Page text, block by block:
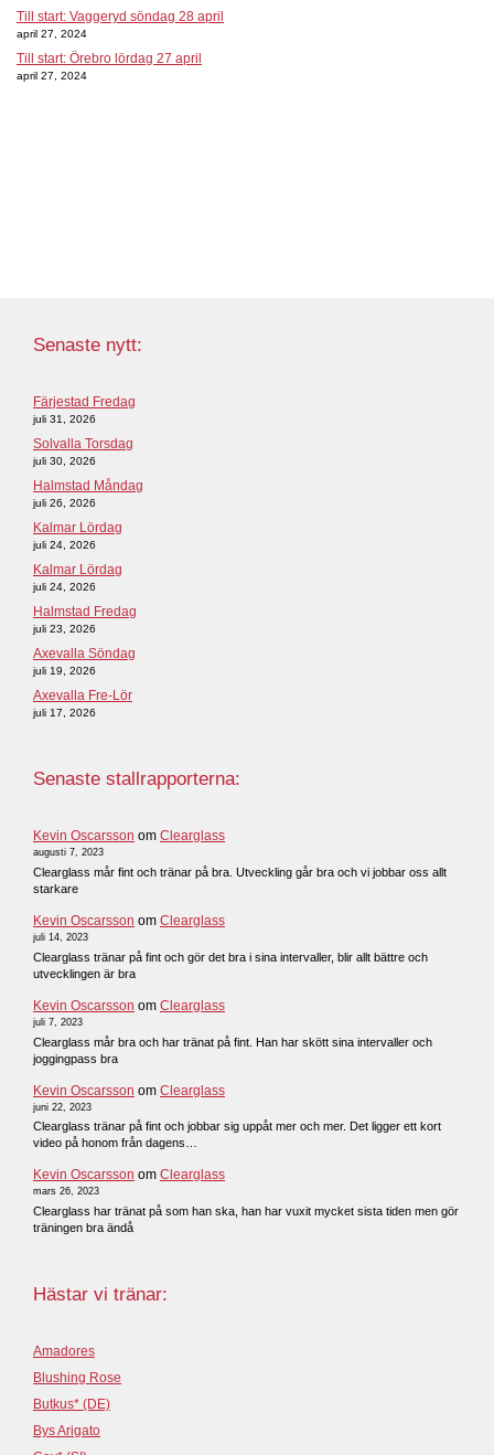
Till start: Vaggeryd söndag 28 april
april 27, 2024
Till start: Örebro lördag 27 april
april 27, 2024
Senaste nytt:
Färjestad Fredag
juli 31, 2026
Solvalla Torsdag
juli 30, 2026
Halmstad Måndag
juli 26, 2026
Kalmar Lördag
juli 24, 2026
Kalmar Lördag
juli 24, 2026
Halmstad Fredag
juli 23, 2026
Axevalla Söndag
juli 19, 2026
Axevalla Fre-Lör
juli 17, 2026
Senaste stallrapporterna:
Kevin Oscarsson om Clearglass
augusti 7, 2023
Clearglass mår fint och tränar på bra. Utveckling går bra och vi jobbar oss allt
starkare
Kevin Oscarsson om Clearglass
juli 14, 2023
Clearglass tränar på fint och gör det bra i sina intervaller, blir allt bättre och
utvecklingen är bra
Kevin Oscarsson om Clearglass
juli 7, 2023
Clearglass mår bra och har tränat på fint. Han har skött sina intervaller och
joggingpass bra
Kevin Oscarsson om Clearglass
juni 22, 2023
Clearglass tränar på fint och jobbar sig uppåt mer och mer. Det ligger ett kort
video på honom från dagens…
Kevin Oscarsson om Clearglass
mars 26, 2023
Clearglass har tränat på som han ska, han har vuxit mycket sista tiden men gör
träningen bra ändå
Hästar vi tränar:
Amadores
Blushing Rose
Butkus* (DE)
Bys Arigato